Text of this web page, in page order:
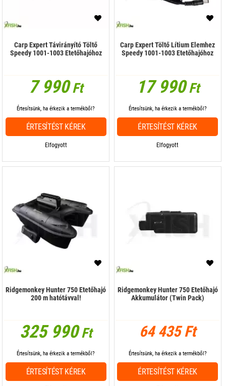
Carp Expert Távirányító Töltő
Speedy 1001-1003 Etetőhajóhoz
7 990Ft
Elfogyott
Értesítsünk, ha érkezik a termékből?
ÉRTESÍTÉST KÉREK
Carp Expert Töltő Lítium Elemhez
Speedy 1001-1003 Etetőhajóhoz
17 990Ft
Elfogyott
Értesítsünk, ha érkezik a termékből?
ÉRTESÍTÉST KÉREK
Ridgemonkey Hunter 750 Etetőhajó
200 m hatótávval!
325 990Ft
Értesítsünk, ha érkezik a termékből?
ÉRTESÍTÉST KÉREK
Ridgemonkey Hunter 750 Etetőhajó
Akkumulátor (Twin Pack)
64 435 Ft
Értesítsünk, ha érkezik a termékből?
ÉRTESÍTÉST KÉREK